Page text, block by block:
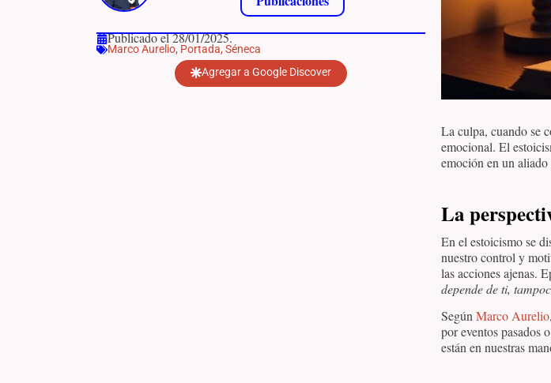
Publicado el 28/01/2025.
Marco Aurelio, Portada, Séneca
Agregar a Google Discover
La culpa, cuando se
emocional. El
emoción en un
La
En el estoicismo se
nuestro control y
las acciones ajenas.
depende de ti,
SegúnMarco Aurelio
por eventos pasados
están en nuestras